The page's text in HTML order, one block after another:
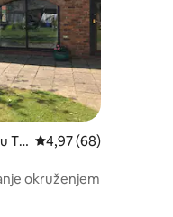
To Prosječna ocjena:
4,97 (68)
okruženjem